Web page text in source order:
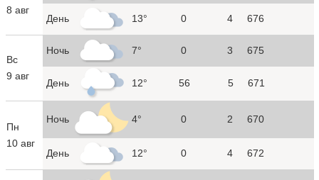
8 авг
День 13° 0 4 676
Вс
9 авг
Ночь 7° 0 3 675
День 12° 56 5 671
Пн
10 авг
Ночь 4° 0 2 670
День 12° 0 4 672